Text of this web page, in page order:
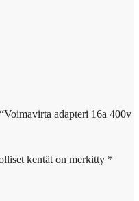
adapteri 16a 400v
kentät on merkitty *